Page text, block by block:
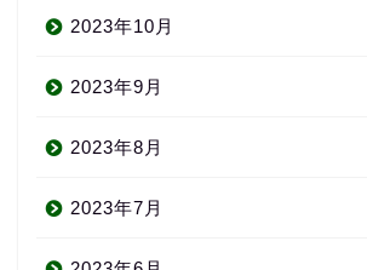
2023年10月
2023年9月
2023年8月
2023年7月